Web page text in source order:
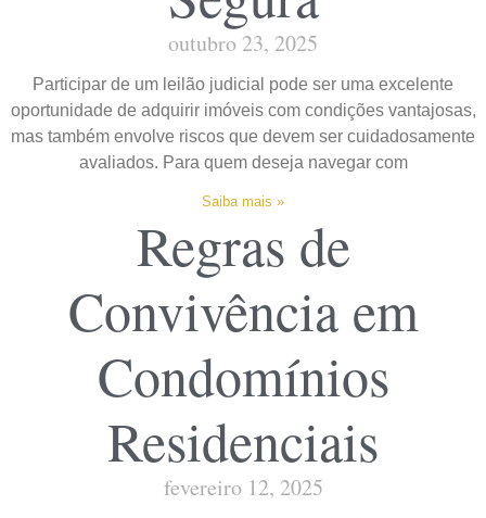
outubro 23, 2025
Participar de um leilão judicial pode ser uma excelente
oportunidade de adquirir imóveis com condições vantajosas,
mas também envolve riscos que devem ser cuidadosamente
avaliados. Para quem deseja navegar com
Saiba mais »
Regras de
Convivência em
Condomínios
Residenciais
fevereiro 12, 2025